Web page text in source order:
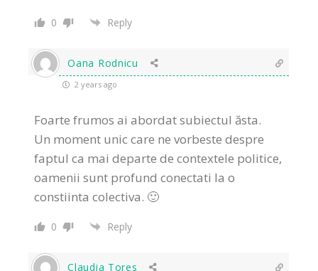
0 Reply
Oana Rodnicu
2 years ago
Foarte frumos ai abordat subiectul ăsta.
Un moment unic care ne vorbeste despre
faptul ca mai departe de contextele politice,
oamenii sunt profund conectati la o
constiinta colectiva. 🙂
0 Reply
Claudia Tores